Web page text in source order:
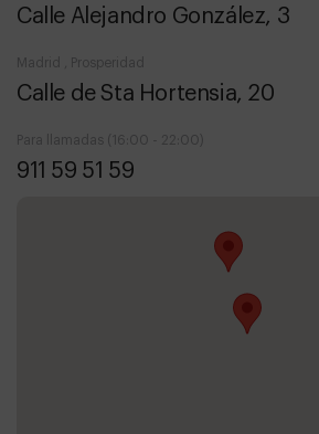
Calle Alejandro González, 3
Madrid , Prosperidad
Calle de Sta Hortensia, 20
Para llamadas (16:00 - 22:00)
911 59 51 59